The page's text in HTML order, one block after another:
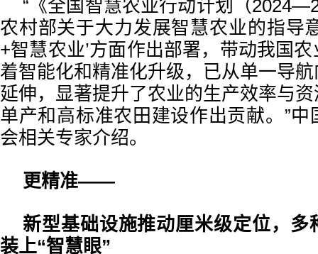
“《全国智慧农业行动计划（
农村部关于大力发展智慧农业的指导
+智慧农业’方面作出部署，带动我国
着智能化和精准化升级，已从单一导
延伸，显著提升了农业的生产效率与
单产和高标准农田建设作出贡献。”
会相关专家介绍。
更精准——
新型基础设施推动厘米级定位，多
装上“智慧眼”